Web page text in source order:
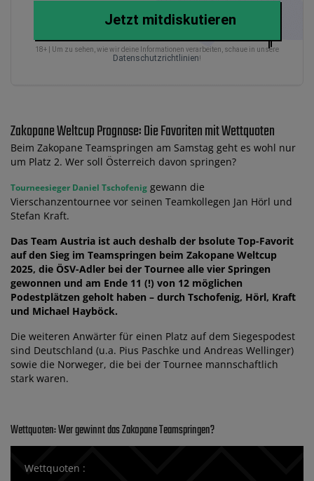
Jetzt mitdiskutieren
18+ | Um zu sehen, wie wir deine Informationen verarbeiten, schaue in unsere
Datenschutzrichtlinien!
Zakopane Weltcup Prognose: Die Favoriten mit Wettquoten
Beim Zakopane Teamspringen am Samstag geht es wohl nur
um Platz 2. Wer soll Österreich davon springen?
Tourneesieger Daniel Tschofenig gewann die
Vierschanzentournee vor seinen Teamkollegen Jan Hörl und
Stefan Kraft.
Das Team Austria ist auch deshalb der bsolute Top-Favorit
auf den Sieg im Teamspringen beim Zakopane Weltcup
2025, die ÖSV-Adler bei der Tournee alle vier Springen
gewonnen und am Ende 11 (!) von 12 möglichen
Podestplätzen geholt haben – durch Tschofenig, Hörl, Kraft
und Michael Hayböck.
Die weiteren Anwärter für einen Platz auf dem Siegespodest
sind Deutschland (u.a. Pius Paschke und Andreas Wellinger)
sowie die Norweger, die bei der Tournee mannschaftlich
stark waren.
Wettquoten: Wer gewinnt das Zakopane Teamspringen?
Wettquoten :